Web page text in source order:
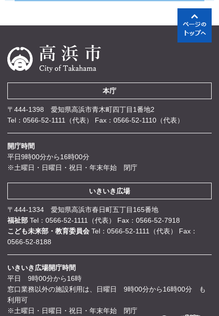
本庁
〒444-1398 愛知県高浜市青木町四丁目1番地2
Tel：0566-52-1111（代表）
Fax：0566-52-1110（代表）
開庁時間
平日9時00分から16時00分
※土曜日・日曜日・祝日・年末年始 閉庁
いきいき広場
〒444-1334 愛知県高浜市春日町五丁目165番地
福祉部 Tel：0566-52-1111（代表）
Fax：0566-52-7918
こども未来部・教育委員会 Tel：0566-52-1111（代表）
Fax：
0566-52-8188
いきいき広場開庁時間
平日 9時00分から16時
窓口業務以外の施設利用は、日曜日 9時00分から16時00分 も
利用可
※土曜日・日曜日・祝日・年末年始 閉庁